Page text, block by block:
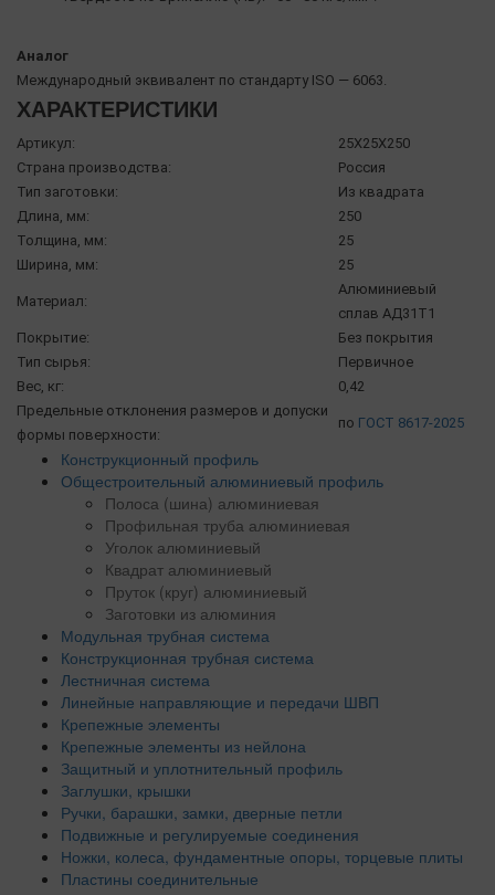
Аналог
Международный эквивалент по стандарту ISO — 6063.
ХАРАКТЕРИСТИКИ
Артикул:
25X25X250
Страна производства:
Россия
Тип заготовки:
Из квадрата
Длина, мм:
250
Толщина, мм:
25
Ширина, мм:
25
Материал:
Алюминиевый
сплав АД31Т1
Покрытие:
Без покрытия
Тип сырья:
Первичное
Вес, кг:
0,42
Предельные отклонения размеров и допуски
формы поверхности:
по ГОСТ 8617-2025
Конструкционный профиль
Общестроительный алюминиевый профиль
Полоса (шина) алюминиевая
Профильная труба алюминиевая
Уголок алюминиевый
Квадрат алюминиевый
Пруток (круг) алюминиевый
Заготовки из алюминия
Модульная трубная система
Конструкционная трубная система
Лестничная система
Линейные направляющие и передачи ШВП
Крепежные элементы
Крепежные элементы из нейлона
Защитный и уплотнительный профиль
Заглушки, крышки
Ручки, барашки, замки, дверные петли
Подвижные и регулируемые соединения
Ножки, колеса, фундаментные опоры, торцевые плиты
Пластины соединительные